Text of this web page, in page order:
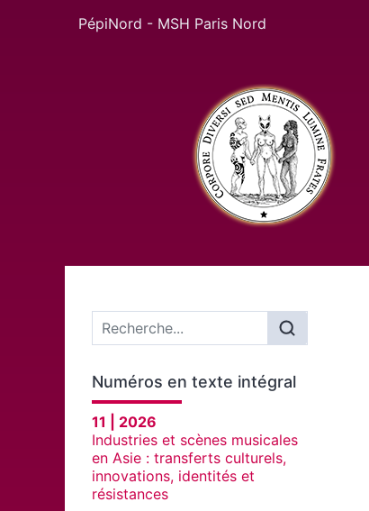
PépiNord - MSH Paris Nord
Menu principal
Numéros en texte intégral
11 | 2026
Industries et scènes musicales
en Asie : transferts culturels,
innovations, identités et
résistances